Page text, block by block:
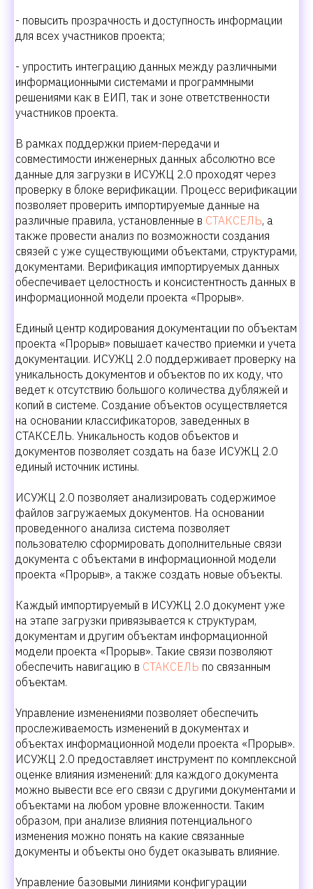
- повысить прозрачность и доступность информации
для всех участников проекта;
- упростить интеграцию данных между различными
информационными системами и программными
решениями как в ЕИП, так и зоне ответственности
участников проекта.
В рамках поддержки прием-передачи и
совместимости инженерных данных абсолютно все
данные для загрузки в ИСУЖЦ 2.0 проходят через
проверку в блоке верификации. Процесс верификации
позволяет проверить импортируемые данные на
различные правила, установленные в СТАКСЕЛЬ, а
также провести анализ по возможности создания
связей с уже существующими объектами, структурами,
документами. Верификация импортируемых данных
обеспечивает целостность и консистентность данных в
информационной модели проекта «Прорыв».
Единый центр кодирования документации по объектам
проекта «Прорыв» повышает качество приемки и учета
документации. ИСУЖЦ 2.0 поддерживает проверку на
уникальность документов и объектов по их коду, что
ведет к отсутствию большого количества дубляжей и
копий в системе. Создание объектов осуществляется
на основании классификаторов, заведенных в
СТАКСЕЛЬ. Уникальность кодов объектов и
документов позволяет создать на базе ИСУЖЦ 2.0
единый источник истины.
ИСУЖЦ 2.0 позволяет анализировать содержимое
файлов загружаемых документов. На основании
проведенного анализа система позволяет
пользователю сформировать дополнительные связи
документа с объектами в информационной модели
проекта «Прорыв», а также создать новые объекты.
Каждый импортируемый в ИСУЖЦ 2.0 документ уже
на этапе загрузки привязывается к структурам,
документам и другим объектам информационной
модели проекта «Прорыв». Такие связи позволяют
обеспечить навигацию в СТАКСЕЛЬ по связанным
объектам.
Управление изменениями позволяет обеспечить
прослеживаемость изменений в документах и
объектах информационной модели проекта «Прорыв».
ИСУЖЦ 2.0 предоставляет инструмент по комплексной
оценке влияния изменений: для каждого документа
можно вывести все его связи с другими документами и
объектами на любом уровне вложенности. Таким
образом, при анализе влияния потенциального
изменения можно понять на какие связанные
документы и объекты оно будет оказывать влияние.
Управление базовыми линиями конфигурации